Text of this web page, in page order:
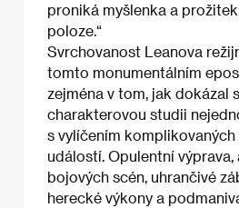
proniká myšlenka a
poloze.“
Svrchovanost Leanova
tomto monumentálním
zejména v tom, jak dokázal
charakterovou studii
s vylíčením
událostí. Opulentní výprava,
bojových scén, uhrančivé
herecké výkony a